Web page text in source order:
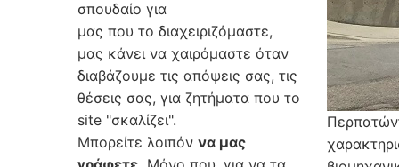
σπουδαίο για
μας που το διαχειριζόμαστε,
μας κάνει να χαιρόμαστε όταν
διαβάζουμε τις απόψεις σας, τις
θέσεις σας, για ζητήματα που το
site "σκαλίζει".
Μπορείτε λοιπόν να μας